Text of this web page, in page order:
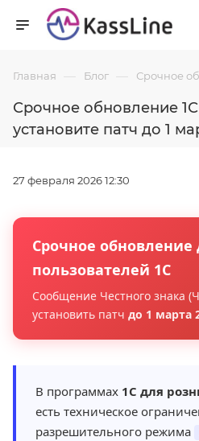
Главная — Блог — Срочное
Срочное обновление
установите патч до 1
27 февраля 2026 12:30
Срочное обновление
пользователей 1С
Сообщение Честного знака
установить патч до 1 марта
В программах 1С для
есть техническое
разрешительного режима